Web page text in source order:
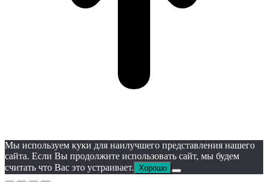
Мы используем куки для наилучшего представления нашего
сайта. Если Вы продолжите использовать сайт, мы будем
считать что Вас это устраивает. Хорошо